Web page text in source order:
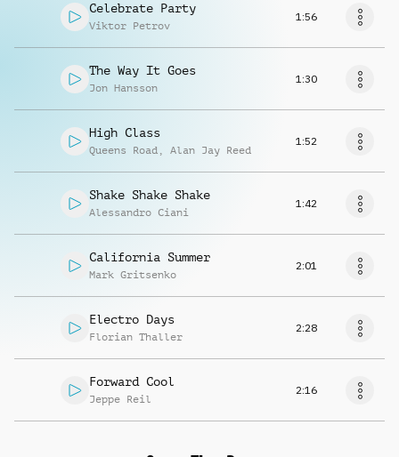
Celebrate Party
Viktor Petrov
1:56
The Way It Goes
Jon Hansson
1:30
High Class
Queens Road , Alan Jay Reed
1:52
Shake Shake Shake
Alessandro Ciani
1:42
California Summer
Mark Gritsenko
2:01
Electro Days
Florian Thaller
2:28
Forward Cool
Jeppe Reil
2:16